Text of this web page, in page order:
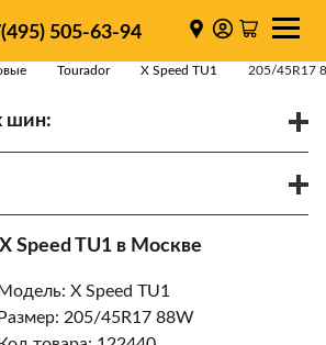
505-63-94
Tourador X Speed TU1 205/45R17
шин:
Speed TU1 в Москве
Модель: X Speed TU1
Размер: 205/45R17 88W